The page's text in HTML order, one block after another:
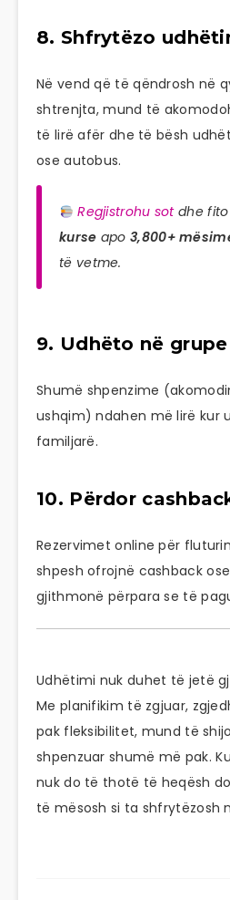
8. Shfrytëzo
Në vend që të qëndrosh në
shtrenjta, mund të
të lirë afër dhe të bësh
ose autobus.
Regjistrohu sotdhe
kurse apo 3,800+
të vetme.
9. Udhëto në grupe
Shumë shpenzime
ushqim) ndahen më lirë kur
familjarë.
10. Përdor
Rezervimet online për
shpesh ofrojnë cashback
gjithmonë përpara se të
Udhëtimi nuk duhet të jetë
Me planifikim të zgjuar,
pak fleksibilitet, mund të
shpenzuar shumë më pak.
nuk do të thotë të heqësh
të mësosh si ta shfrytëzosh